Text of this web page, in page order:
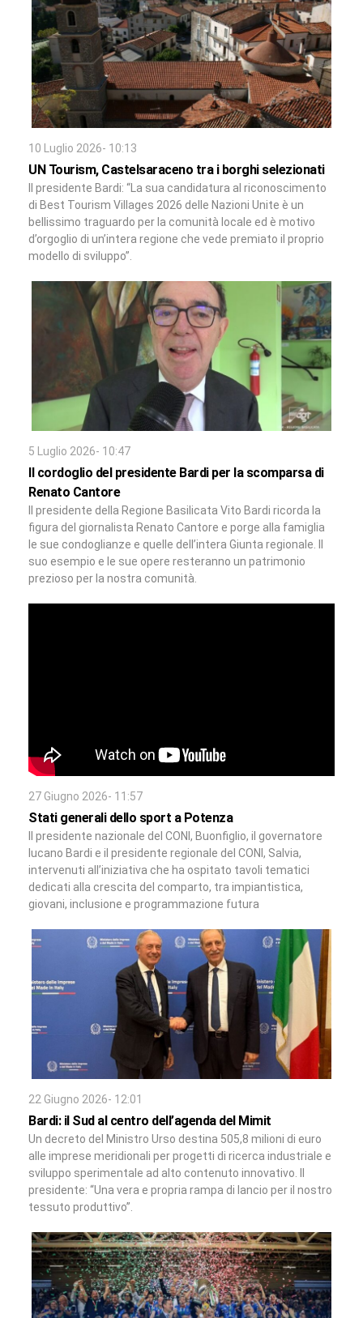
10 Luglio 2026- 10:13
UN Tourism, Castelsaraceno tra i borghi selezionati
Il presidente Bardi: “La sua candidatura al riconoscimento
di Best Tourism Villages 2026 delle Nazioni Unite è un
bellissimo traguardo per la comunità locale ed è motivo
d’orgoglio di un’intera regione che vede premiato il proprio
modello di sviluppo”.
5 Luglio 2026- 10:47
Il cordoglio del presidente Bardi per la scomparsa di
Renato Cantore
Il presidente della Regione Basilicata Vito Bardi ricorda la
figura del giornalista Renato Cantore e porge alla famiglia
le sue condoglianze e quelle dell’intera Giunta regionale. Il
suo esempio e le sue opere resteranno un patrimonio
prezioso per la nostra comunità.
27 Giugno 2026- 11:57
Stati generali dello sport a Potenza
Il presidente nazionale del CONI, Buonfiglio, il governatore
lucano Bardi e il presidente regionale del CONI, Salvia,
intervenuti all’iniziativa che ha ospitato tavoli tematici
dedicati alla crescita del comparto, tra impiantistica,
giovani, inclusione e programmazione futura
22 Giugno 2026- 12:01
Bardi: il Sud al centro dell’agenda del Mimit
Un decreto del Ministro Urso destina 505,8 milioni di euro
alle imprese meridionali per progetti di ricerca industriale e
sviluppo sperimentale ad alto contenuto innovativo. Il
presidente: “Una vera e propria rampa di lancio per il nostro
tessuto produttivo”.